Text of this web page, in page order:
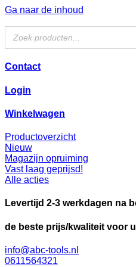
Ga naar de inhoud
Contact
Login
Winkelwagen
Productoverzicht
Nieuw
Magazijn opruiming
Vast laag geprijsd!
Alle acties
Levertijd 2-3 werkdagen na
de beste prijs/kwaliteit voor
info@abc-tools.nl
0611564321